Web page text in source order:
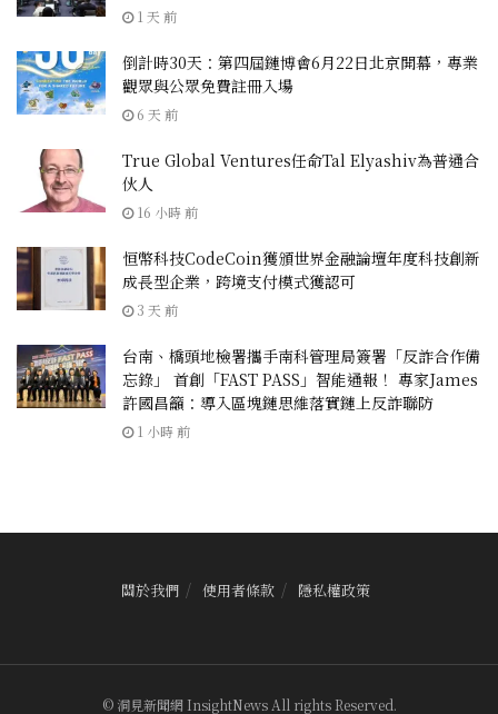
1 天 前
倒計時30天：第四屆鏈博會6月22日北京開幕，專業
觀眾與公眾免費註冊入場
6 天 前
True Global Ventures任命Tal Elyashiv為普通合
伙人
16 小時 前
恒幣科技CodeCoin獲頒世界金融論壇年度科技創新
成長型企業，跨境支付模式獲認可
3 天 前
台南、橋頭地檢署攜手南科管理局簽署「反詐合作備
忘錄」 首創「FAST PASS」智能通報！ 專家James
許國昌籲：導入區塊鏈思維落實鏈上反詐聯防
1 小時 前
關於我們 使用者條款 隱私權政策
© 洞見新聞網 InsightNews All rights Reserved.